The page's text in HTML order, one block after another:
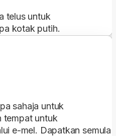
telus untuk
kotak putih.
sahaja untuk
tempat untuk
e-mel. Dapatkan semula